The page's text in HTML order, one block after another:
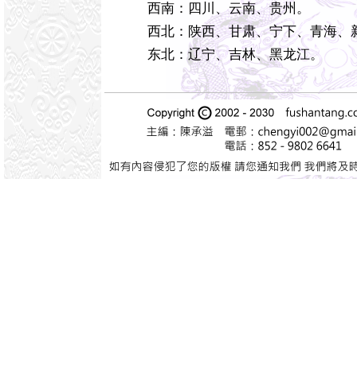
西南：四川、云南、贵州。
西北：陕西、甘肃、宁下、青海、
东北：辽宁、吉林、黑龙江。